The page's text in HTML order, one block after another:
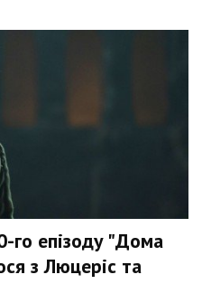
го епізоду "Дома
з Люцеріс та